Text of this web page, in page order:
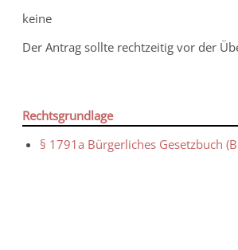
keine
Der Antrag sollte rechtzeitig vor der
Rechtsgrundlage
§ 1791a Bürgerliches Gesetzbuch